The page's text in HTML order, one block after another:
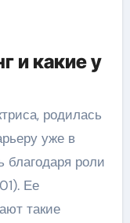
и какие у
родилась
уже в
благодаря роли
Ее
такие